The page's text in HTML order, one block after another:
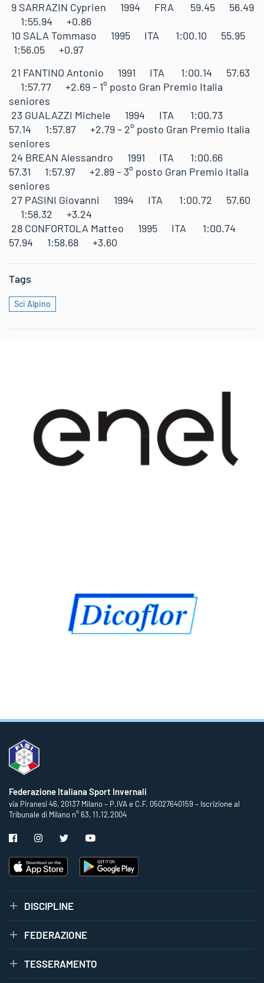
9 SARRAZIN Cyprien 1994 FRA 59.45 56.49
1:55.94 +0.86
10 SALA Tommaso 1995 ITA 1:00.10 55.95
1:56.05 +0.97
21 FANTINO Antonio 1991 ITA 1:00.14 57.63
1:57.77 +2.69 – 1° posto Gran Premio Italia
seniores
23 GUALAZZI Michele 1994 ITA 1:00.73
57.14 1:57.87 +2.79 – 2° posto Gran Premio Italia
seniores
24 BREAN Alessandro 1991 ITA 1:00.66
57.31 1:57.97 +2.89 – 3° posto Gran Premio Italia
seniores
27 PASINI Giovanni 1994 ITA 1:00.72 57.60
1:58.32 +3.24
28 CONFORTOLA Matteo 1995 ITA 1:00.74
57.94 1:58.68 +3.60
Tags
Sci Alpino
Federazione Italiana Sport Invernali
via Piranesi 46, 20137 Milano – P.IVA e C.F. 05027640159 – Iscrizione al
Tribunale di Milano n° 63, 11.12.2004
DISCIPLINE
FEDERAZIONE
TESSERAMENTO